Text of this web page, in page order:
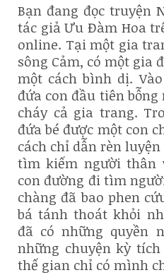
Bạn đang đọc truyện
tác giả Ưu Đàm Hoa
online. Tại một gia
sông Cảm, có một gia
một cách bình dị.
đứa con đầu tiên
cháy cả gia trang.
đứa bé được một con
cách chỉ dẫn rèn
tìm kiếm người thân
con đường đi tìm
chàng đã bao phen
bá tánh thoát khỏi
đã có những quyền
những chuyện kỳ
thế gian chỉ có mình